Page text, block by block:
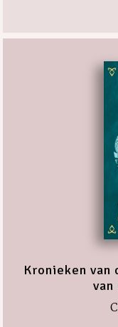
Kronieken van
van